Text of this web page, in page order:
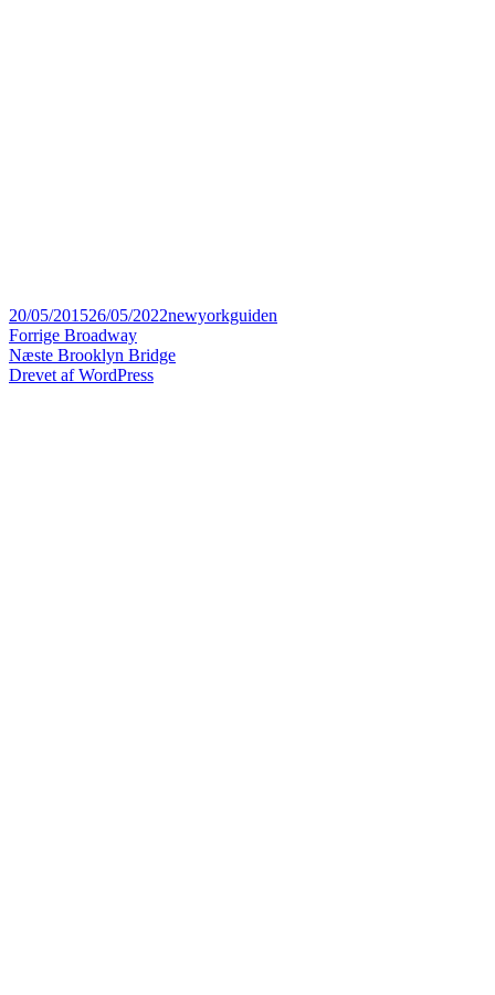
Udgivet
i
20/05/201526/05/2022Forfatter
newyorkguiden
Indlægsnavigation
Forrige Forrige
indlæg:
Broadway
Næste Næste
indlæg:
Brooklyn Bridge
Drevet af WordPress